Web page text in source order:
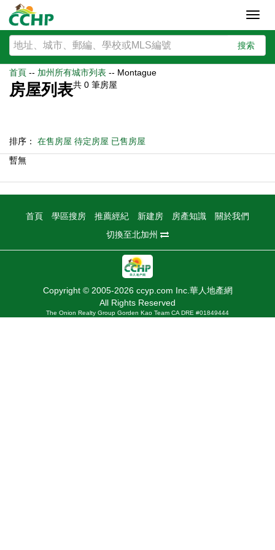
搜索
首頁 -- 加州所有城市列表 -- Montague
房屋列表共 0 筆房屋
排序： 在售房屋 待定房屋 已售房屋
暫無
首頁 學區搜房 推薦經紀 新建房 房產知識
關於我們
切換至北加州
Copyright © 2005-2026 ccyp.com Inc.華人地產網
All Rights Reserved
The Onion Realty Group Gorden Kao Team CA DRE #01849444